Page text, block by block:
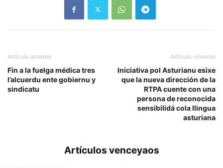
Artículu anterior
Fin a la fuelga médica tres
l’alcuerdu ente gobiernu y
sindicatu
Artículu viniente
Iniciativa pol Asturianu esixe
que la nueva dirección de la
RTPA cuente con una
persona de reconocida
sensibilidá cola llingua
asturiana
Artículos venceyaos